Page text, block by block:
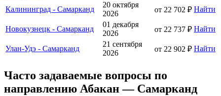
Калининград - Самарканд
20 октября
2026
от 22 702 ₽ Найти
Новокузнецк - Самарканд
01 декабря
2026
от 22 737 ₽ Найти
Улан-Удэ - Самарканд
21 сентября
2026
от 22 902 ₽ Найти
Часто задаваемые вопросы по
направлению Абакан — Самарканд